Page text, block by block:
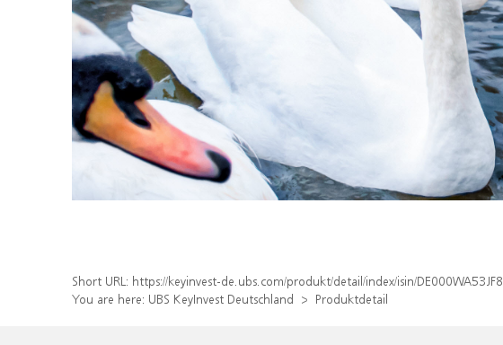
Short URL: https://keyinvest-de.ubs.com/produkt/detail/index/isin/DE000WA53JF8
You are here: UBS KeyInvest Deutschland Produktdetail